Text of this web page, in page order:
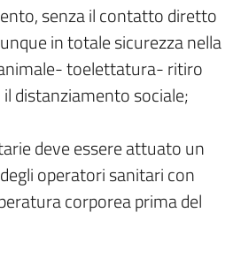
senza il contatto diretto
in totale sicurezza nella
toelettatura- ritiro
distanziamento sociale;
deve essere attuato un
operatori sanitari con
corporea prima del